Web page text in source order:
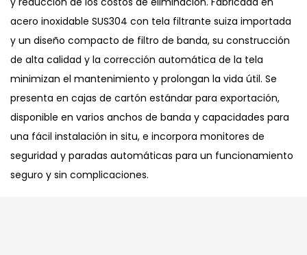
acero inoxidable SUS304 con tela filtrante suiza importada
y un diseño compacto de filtro de banda, su construcción
de alta calidad y la corrección automática de la tela
minimizan el mantenimiento y prolongan la vida útil. Se
presenta en cajas de cartón estándar para exportación,
disponible en varios anchos de banda y capacidades para
una fácil instalación in situ, e incorpora monitores de
seguridad y paradas automáticas para un funcionamiento
seguro y sin complicaciones.